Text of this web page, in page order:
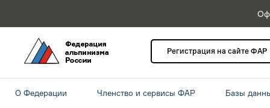
Регистрация на сайте ФАР
О Федерации Членство и сервисы ФАР Базы